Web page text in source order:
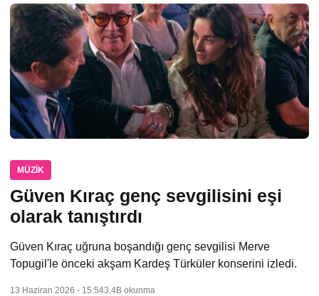
MÜZIK
Güven Kıraç genç sevgilisini eşi
olarak tanıştırdı
Güven Kıraç uğruna boşandığı genç sevgilisi Merve
Topugil'le önceki akşam Kardeş Türküler konserini izledi.
13 Haziran 2026 - 15:543,4B okunma